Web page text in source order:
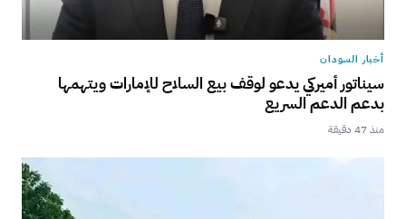
أخبار السودان
سيناتور أميركي يدعو لوقف بيع السلاح للإمارات ويتهمها
بدعم الدعم السريع
منذ 47 دقيقة